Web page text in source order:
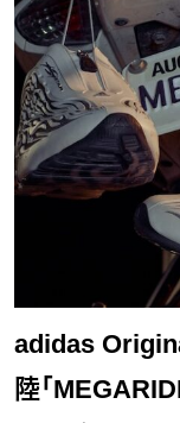
adidas
陸「